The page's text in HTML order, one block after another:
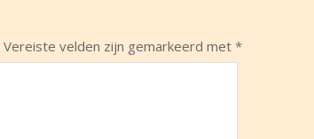
Vereiste velden zijn gemarkeerd met *